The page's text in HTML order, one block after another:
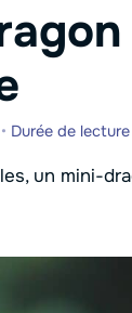
• Durée de
un mini-